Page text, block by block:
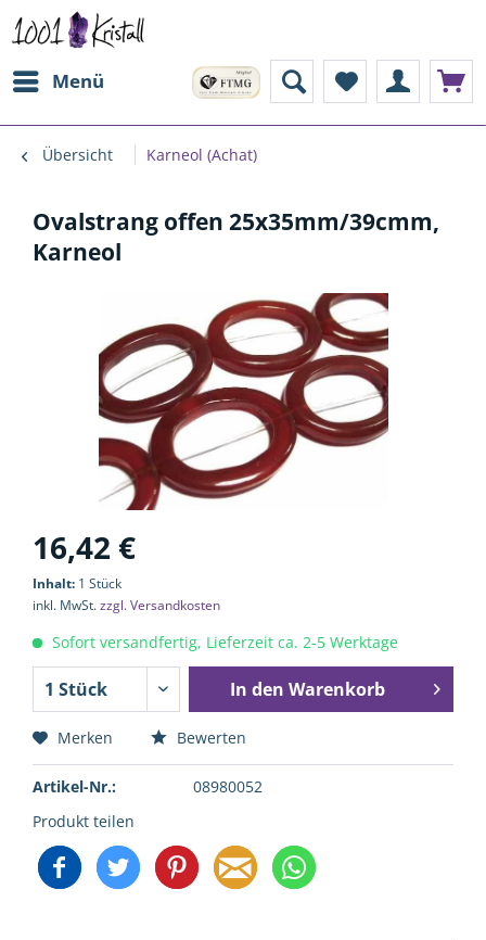
Menü
Übersicht Karneol (Achat)
Ovalstrang offen 25x35mm/39cmm,
Karneol
16,42 €
Inhalt: 1 Stück
inkl. MwSt.zzgl. Versandkosten
Sofort versandfertig, Lieferzeit ca. 2-5 Werktage
In den Warenkorb
Merken Bewerten
Artikel-Nr.:
08980052
Produkt teilen